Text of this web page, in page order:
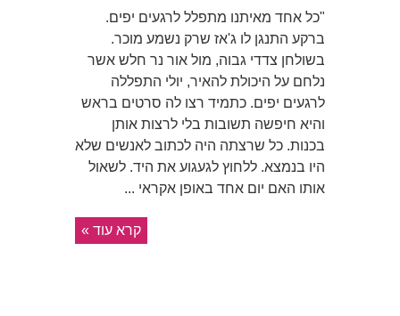
"כל אחד מאיתנו מתפלל לרגעים יפים.
ברקע התנגן לו ג'אז שרק נשמע מוכר.
בשולחן צדדי גבוה, מול אור נר חלש אשר
נלחם על היכולת להאיר, יולי התפללה
לרגעים יפים. כתמיד רצו לה סרטים בראש
והיא חיפשה תשובות בלי לרצות אותן
בכנות. כל שרצתה היה לכתוב לאנשים שלא
היו בנמצא. ללחוץ לגעגוע את היד. לשאול
אותו האם יום אחד באופן אקראי ...
קרא עוד »